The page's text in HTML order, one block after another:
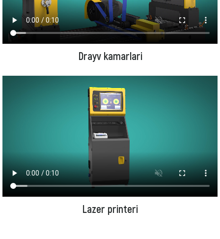
Drayv kamarlari
Lazer printeri